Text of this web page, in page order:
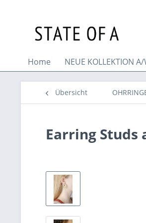
Home NEUE KOLLEKTION
Übersicht
Earring Studs